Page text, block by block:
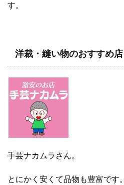
す。
洋裁・縫い物のおすすめ店
手芸ナカムラさん。
とにかく安くて品物も豊富です。